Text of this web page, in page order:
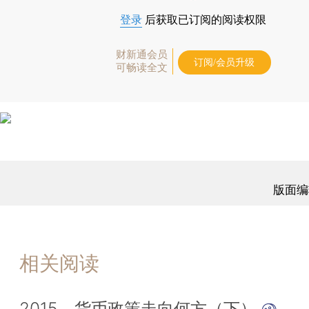
登录 后获取已订阅的阅读权限
财新通会员
可畅读全文
订阅/会员升级
版面
相关阅读